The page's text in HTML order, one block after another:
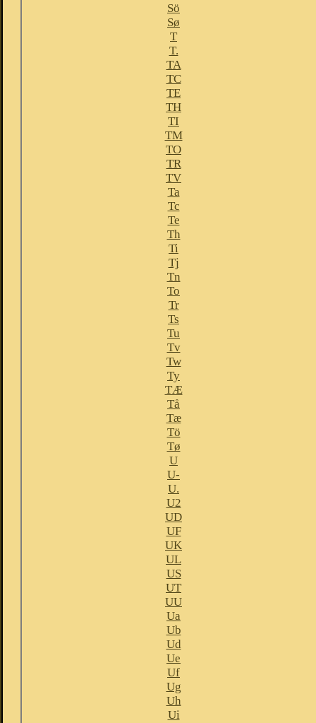
Sö
Sø
T
T.
TA
TC
TE
TH
TI
TM
TO
TR
TV
Ta
Tc
Te
Th
Ti
Tj
Tn
To
Tr
Ts
Tu
Tv
Tw
Ty
TÆ
Tå
Tæ
Tö
Tø
U
U-
U.
U2
UD
UF
UK
UL
US
UT
UU
Ua
Ub
Ud
Ue
Uf
Ug
Uh
Ui